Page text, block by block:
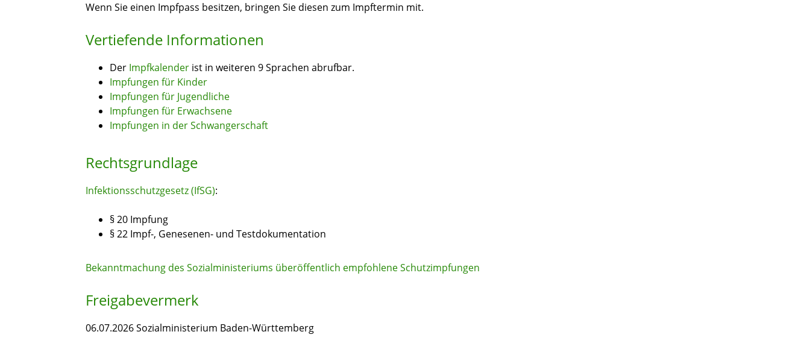
Wenn Sie einen Impfpass besitzen, bringen Sie diesen zum Impftermin mit.
Vertiefende Informationen
Der Impfkalender ist in weiteren 9 Sprachen abrufbar.
Impfungen für Kinder
Impfungen für Jugendliche
Impfungen für Erwachsene
Impfungen in der Schwangerschaft
Rechtsgrundlage
Infektionsschutzgesetz (IfSG):
§20 Impfung
§ 22 Impf-, Genesenen- und Testdokumentation
Bekanntmachung des Sozialministeriums überöffentlich empfohlene Schutzimpfungen
Freigabevermerk
06.07.2026Sozialministerium Baden-Württemberg